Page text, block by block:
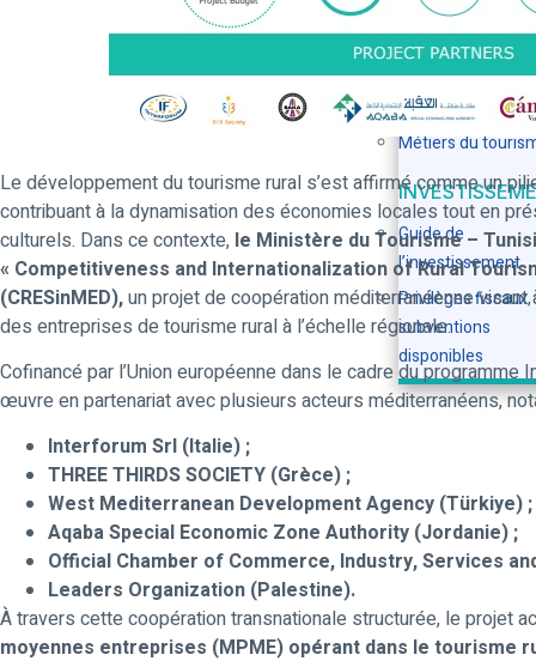
Enseignement
supérieur
Formation
professionnelle
Métiers du
Guide de
l’investissement
Privilèges fiscaux,
subventions
disponibles
Le développement du tourisme rural s’est affirmé comme un
contribuant à la dynamisation des économies locales tout en
culturels. Dans ce contexte, le Ministère du Tourisme –
« Competitiveness and Internationalization of Rural
(CRESinMED),un projet de coopération méditerranéenne
des entreprises de tourisme rural à l’échelle régionale.
Cofinancé par l’Union européenne dans le cadre du
œuvre en partenariat avec plusieurs acteurs méditerranéens,
Interforum Srl (Italie) ;
THREE THIRDS SOCIETY (Grèce) ;
West Mediterranean Development Agency (Türkiye) ;
Aqaba Special Economic Zone Authority (Jordanie) ;
Official Chamber of Commerce, Industry, Services
Leaders Organization (Palestine).
À travers cette coopération transnationale structurée, le projet
moyennes entreprises (MPME) opérant dans le tourisme